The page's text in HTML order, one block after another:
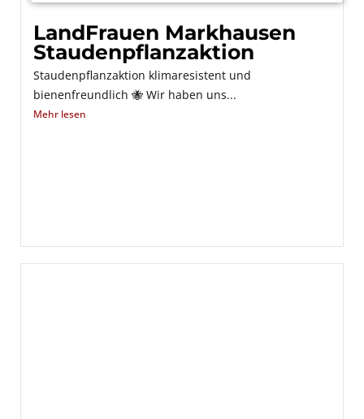
LandFrauen Markhausen
Staudenpflanzaktion
Staudenpflanzaktion klimaresistent und
bienenfreundlich 🐝 Wir haben uns...
Mehr lesen